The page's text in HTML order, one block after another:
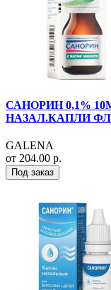
САНОРИН 0,1%
НАЗАЛ.КАПЛИ
GALENA
от 204.00 р.
Под заказ